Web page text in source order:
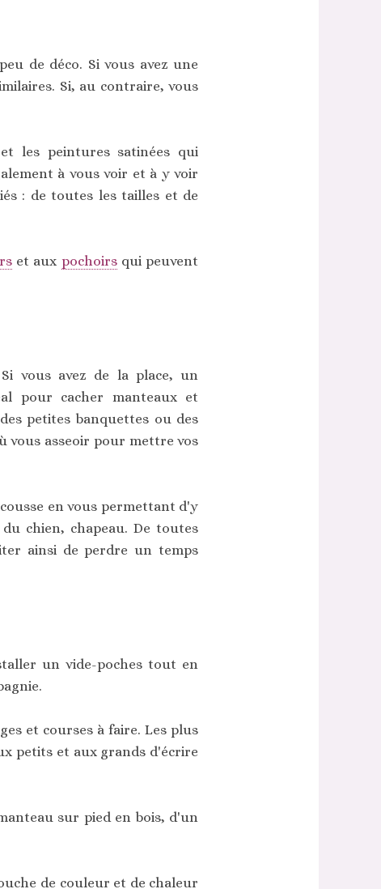
de déco. Si vous avez une
Si, au contraire, vous
les peintures satinées qui
à vous voir et à y voir
: de toutes les tailles et de
et aux pochoirsqui peuvent
vous avez de la place, un
pour cacher manteaux et
petites banquettes ou des
vous asseoir pour mettre vos
en vous permettant d'y
chien, chapeau. De toutes
ainsi de perdre un temps
un vide-poches tout en
et courses à faire. Les plus
petits et aux grands d'écrire
sur pied en bois, d'un
de couleur et de chaleur